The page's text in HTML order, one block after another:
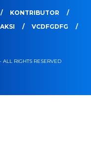
KONTRIBUTOR
VCDFGDFG
RIGHTS RESERVED